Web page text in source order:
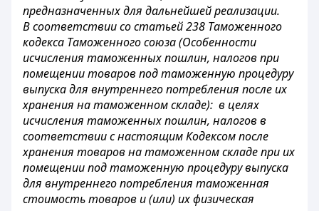
предназначенных для дальнейшей реализации.
В соответствии со статьей 238 Таможенного
кодекса Таможенного союза (Особенности
исчисления таможенных пошлин, налогов при
помещении товаров под таможенную процедуру
выпуска для внутреннего потребления после их
хранения на таможенном складе): в целях
исчисления таможенных пошлин, налогов в
соответствии с настоящим Кодексом после
хранения товаров на таможенном складе при их
помещении под таможенную процедуру выпуска
для внутреннего потребления таможенная
стоимость товаров и (или) их физическая